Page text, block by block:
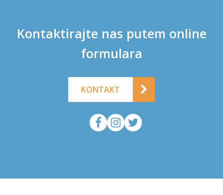
Kontaktirajte nas putem online
formulara
KONTAKT